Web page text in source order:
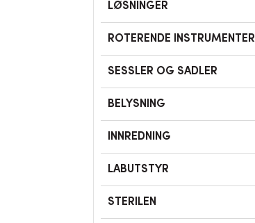
LØSNINGER
ROTERENDE INSTRUMENTER
SESSLER OG SADLER
BELYSNING
INNREDNING
LABUTSTYR
STERILEN